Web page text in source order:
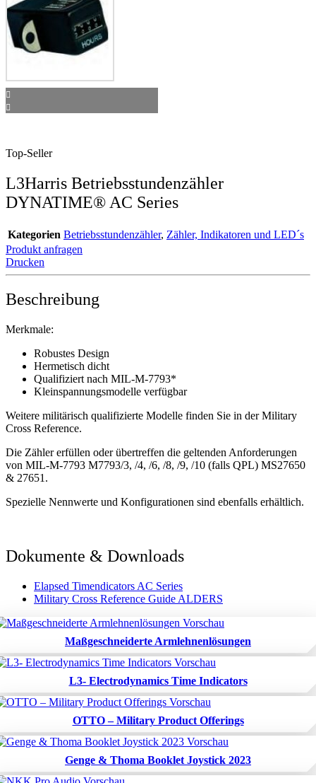
Top-Seller
L3Harris Betriebsstundenzähler
DYNATIME® AC Series
Kategorien Betriebsstundenzähler, Zähler, Indikatoren und LED´s
Produkt anfragen
Drucken
Beschreibung
Merkmale:
Robustes Design
Hermetisch dicht
Qualifiziert nach MIL-M-7793*
Kleinspannungsmodelle verfügbar
Weitere militärisch qualifizierte Modelle finden Sie in der Military
Cross Reference.
Die Zähler erfüllen oder übertreffen die geltenden Anforderungen
von MIL-M-7793 M7793/3, /4, /6, /8, /9, /10 (falls QPL) MS27650
& 27651.
Spezielle Nennwerte und Konfigurationen sind ebenfalls erhältlich.
Dokumente & Downloads
Elapsed Timendicators AC Series
Military Cross Reference Guide ALDERS
Maßgeschneiderte Armlehnenlösungen
L3- Electrodynamics Time Indicators
OTTO – Military Product Offerings
Genge & Thoma Booklet Joystick 2023